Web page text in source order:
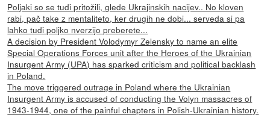
Poljaki so se tudi pritožili, glede Ukrajinskih nacijev.. No kloven
rabi, pač take z mentaliteto, ker drugih ne dobi... serveda si pa
lahko tudi poljko nverzijo preberete...
A decision by President Volodymyr Zelensky to name an elite
Special Operations Forces unit after the Heroes of the Ukrainian
Insurgent Army (UPA) has sparked criticism and political backlash
in Poland.
The move triggered outrage in Poland where the Ukrainian
Insurgent Army is accused of conducting the Volyn massacres of
1943-1944, one of the painful chapters in Polish-Ukrainian history.